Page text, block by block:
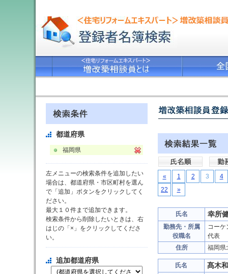
都道府県
福岡県
左メニューの検索条件を追加したい
場合は、都道府県・市区町村を選ん
で「追加」ボタンをクリックしてく
ださい。
最大１０件まで追加できます。
検索条件から削除したいときは、右
はじの「×」をクリックしてくださ
い。
追加都道府県
« 1 2 3
4
22
»
氏名 幸所
勤務先・所属
役職名
コーケ
代表
住所
福岡
氏名 髙木